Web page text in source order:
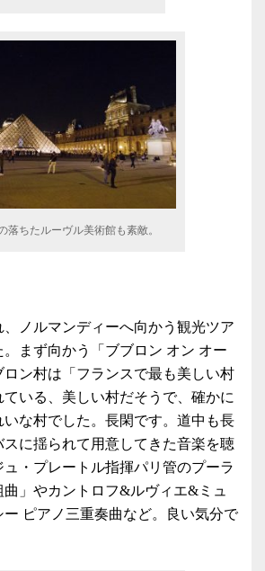
落ちたルーヴル美術館も素敵。
ノルマンディーへ向かう観光ツア
まず向かう「ブブロン オン オー
ロン村は「フランスで最も美しい村
いる、美しい村だそうで、確かに
な村でした。長閑です。道中も長
スに揺られて用意してきた音楽を聴
ュ・プレートル指揮パリ管のプーラ
」やカントロフ&ルヴィエ&ミュ
ー ピアノ三重奏曲など。良い気分で